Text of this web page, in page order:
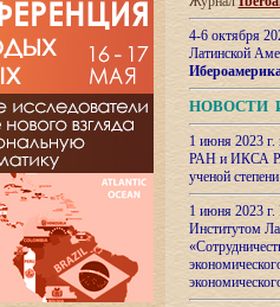
4-6 октября
Латинской
НОВОСТИ
1 июня 2023
РАН и ИКСА
ученой
1 июня 2023
Институтом